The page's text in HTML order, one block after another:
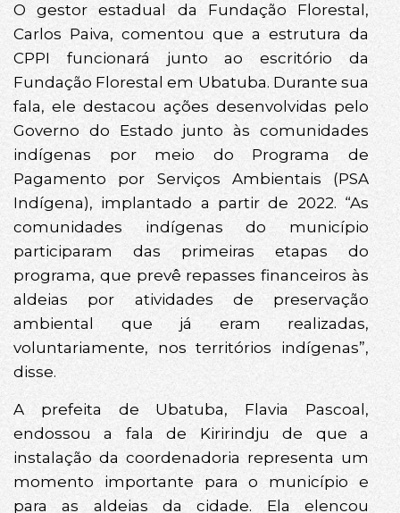
O gestor estadual da Fundação Florestal,
Carlos Paiva, comentou que a estrutura da
CPPI funcionará junto ao escritório da
Fundação Florestal em Ubatuba. Durante sua
fala, ele destacou ações desenvolvidas pelo
Governo do Estado junto às comunidades
indígenas por meio do Programa de
Pagamento por Serviços Ambientais (PSA
Indígena), implantado a partir de 2022. “As
comunidades indígenas do município
participaram das primeiras etapas do
programa, que prevê repasses financeiros às
aldeias por atividades de preservação
ambiental que já eram realizadas,
voluntariamente, nos territórios indígenas”,
disse.
A prefeita de Ubatuba, Flavia Pascoal,
endossou a fala de Kiririndju de que a
instalação da coordenadoria representa um
momento importante para o município e
para as aldeias da cidade. Ela elencou